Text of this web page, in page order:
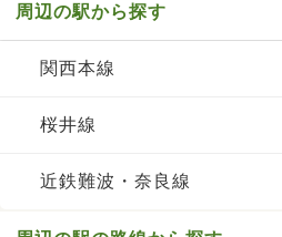
周辺の駅から探す
関西本線
桜井線
近鉄難波・奈良線